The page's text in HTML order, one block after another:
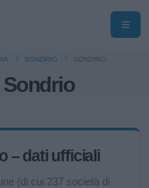
SONDRIO SONDRIO
– dati ufficiali
(di cui 237 società di